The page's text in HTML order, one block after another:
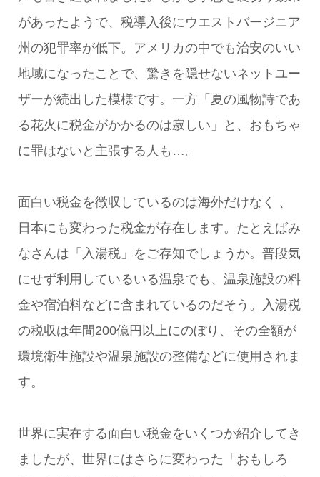
があったようで、税導入後にウエストバージニア
州の犯罪率が低下。アメリカの中でも治安のいい
地域になったことで、驚きを隠せないネットユー
ザーが続出した模様です。一方「夏の風物詩であ
る花火に税金がかかるのは寂しい」と、おもちゃ
に罪はないと主張する人も…。
面白い税金を徴収しているのは海外だけなく 、
日本にも変わった税金が存在します。たとえばみ
なさんは「入湯税」をご存知でしょうか。普段気
にせず利用しているいる温泉でも、温泉施設の料
金や宿泊料などに含まれているのだそう。入湯税
の税収は年間200億円以上にのぼり、その全額が
環境衛生施設や温泉施設の整備などに使用されま
す。
世界に実在する面白い税金をいくつか紹介してき
ましたが、世界にはさらに変わった「おもしろ